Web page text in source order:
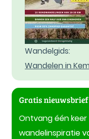
Wandelgids:
Wandelen in
Gratis nieuwsbrief
Ontvang één
wandelinspiratie